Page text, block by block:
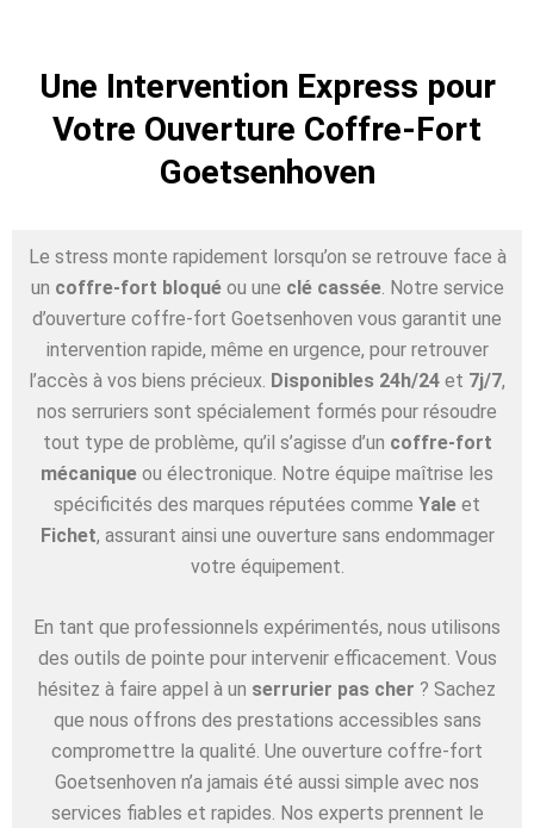
Une Intervention Express pour
Votre Ouverture Coffre-Fort
Goetsenhoven
Le stress monte rapidement lorsqu’on se retrouve face à
un coffre-fort bloquéou une clé cassée. Notre service
d’ouverture coffre-fort Goetsenhoven vous garantit une
intervention rapide, même en urgence, pour retrouver
l’accès à vos biens précieux. Disponibles 24h/24 et 7j/7,
nos serruriers sont spécialement formés pour résoudre
tout type de problème, qu’il s’agisse d’un coffre-fort
mécanique ou électronique. Notre équipe maîtrise les
spécificités des marques réputées comme Yale et
Fichet, assurant ainsi une ouverture sans endommager
votre équipement.
En tant que professionnels expérimentés, nous utilisons
des outils de pointe pour intervenir efficacement. Vous
hésitez à faire appel à un serrurier pas cher ? Sachez
que nous offrons des prestations accessibles sans
compromettre la qualité. Une ouverture coffre-fort
Goetsenhoven n’a jamais été aussi simple avec nos
services fiables et rapides. Nos experts prennent le